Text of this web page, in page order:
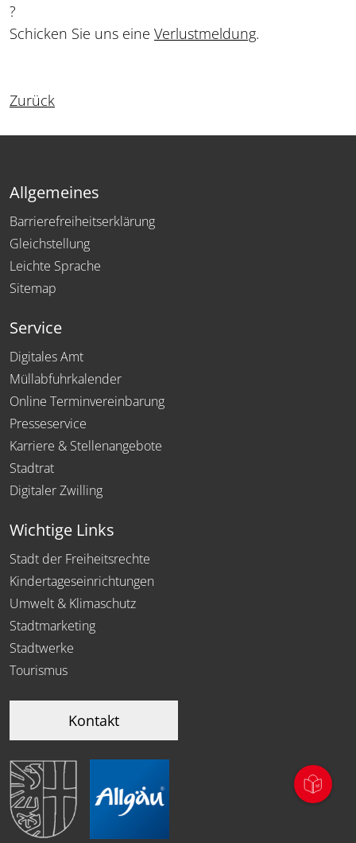
?
Schicken Sie uns eine Verlustmeldung.
Zurück
Allgemeines
Barrierefreiheitserklärung
Gleichstellung
Leichte Sprache
Sitemap
Service
Digitales Amt
Müllabfuhrkalender
Online Terminvereinbarung
Presseservice
Karriere & Stellenangebote
Stadtrat
Digitaler Zwilling
Wichtige Links
Stadt der Freiheitsrechte
Kindertageseinrichtungen
Umwelt & Klimaschutz
Stadtmarketing
Stadtwerke
Tourismus
Kontakt